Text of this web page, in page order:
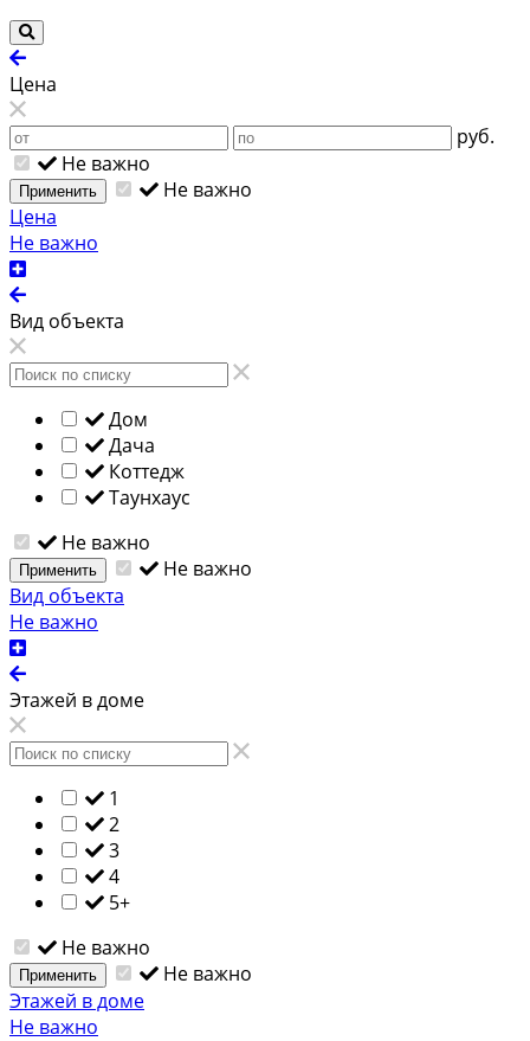
Цена
руб.
Не важно
Применить
Не важно
Цена
Не важно
Вид объекта
Дом
Дача
Коттедж
Таунхаус
Не важно
Применить
Не важно
Вид объекта
Не важно
Этажей в доме
1
2
3
4
5+
Не важно
Применить
Не важно
Этажей в доме
Не важно